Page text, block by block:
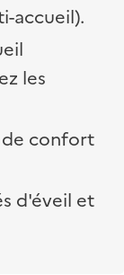
accueil).
les
de confort
d'éveil et